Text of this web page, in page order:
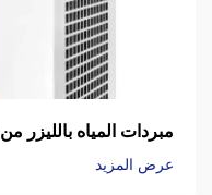
مبردات المياه بالليزر من Raysoar لحلول التبريد الفعالة
عرض المزيد